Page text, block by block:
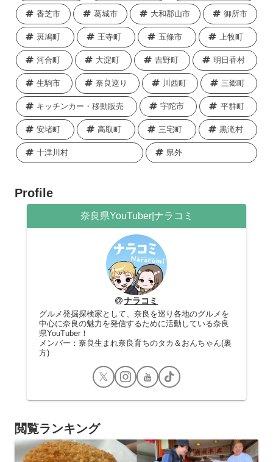
香芝市 葛城市 大和郡山市 御所市
斑鳩町 王寺町 五條市 上牧町
河合町 大淀町 吉野町 明日香村
生駒市 奈良巡り 川西町 三郷町
キッチンカー・移動販売 宇陀市 平群町
安堵町 高取町 三宅町 黒滝村
十津川村 県外
Profile
奈良県YouTuber|ナラコミ
ナラコミ
グルメ発掘探検家として、奈良を巡り各地のグルメを
中心に奈良の魅力を発信するために活動している奈良
県YouTuber！
メンバー：奈良生まれ奈良育ちのタカ＆おんちゃん(裏
方)
閲覧ランキング